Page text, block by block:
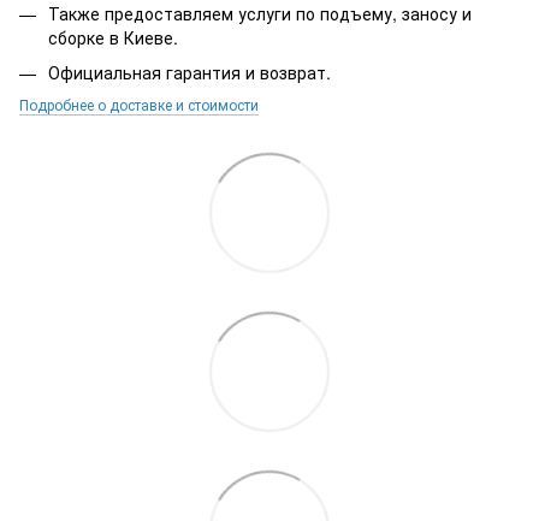
Также предоставляем услуги по подъему, заносу и
сборке в Киеве.
Официальная гарантия и возврат.
Подробнее о доставке и стоимости